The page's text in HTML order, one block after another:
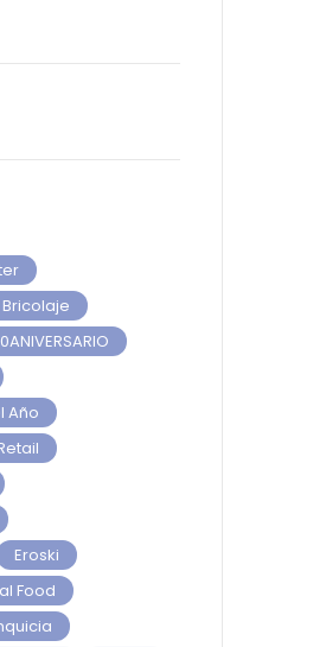
Bricolaje
Año
Eroski
Food